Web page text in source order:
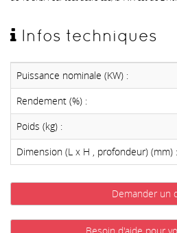
Infos techniques
Puissance nominale (KW) :
Rendement (%) :
Poids (kg) :
Dimension (L x H , profondeur) (mm) :
Demander un